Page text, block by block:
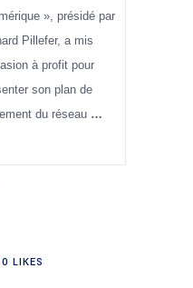
», présidé par
Pillefer, a mis
à profit pour
son plan de
du réseau …
0 LIKES